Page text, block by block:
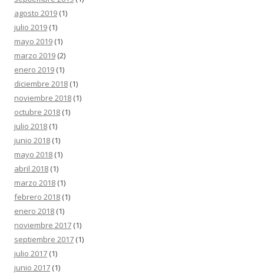
agosto 2019 (1)
julio 2019 (1)
mayo 2019 (1)
marzo 2019 (2)
enero 2019 (1)
diciembre 2018 (1)
noviembre 2018 (1)
octubre 2018 (1)
julio 2018 (1)
junio 2018 (1)
mayo 2018 (1)
abril 2018 (1)
marzo 2018 (1)
febrero 2018 (1)
enero 2018 (1)
noviembre 2017 (1)
septiembre 2017 (1)
julio 2017 (1)
junio 2017 (1)